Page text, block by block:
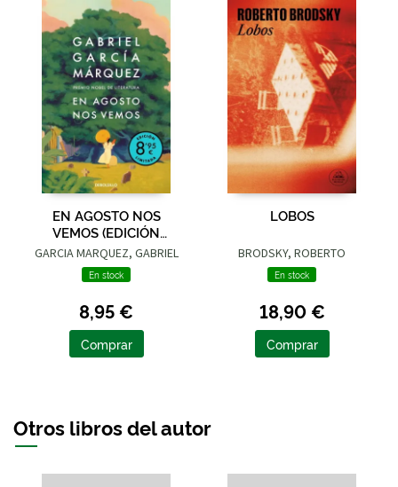
EN AGOSTO NOS
VEMOS (EDICIÓN
LIMITADA)
GARCIA MARQUEZ, GABRIEL
En stock
8,95 €
Comprar
LOBOS
BRODSKY, ROBERTO
En stock
18,90 €
Comprar
Otros libros del autor